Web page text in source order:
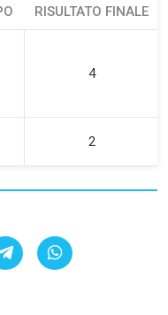
RISULTATO FINALE
4
2